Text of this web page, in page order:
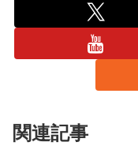
関連記事